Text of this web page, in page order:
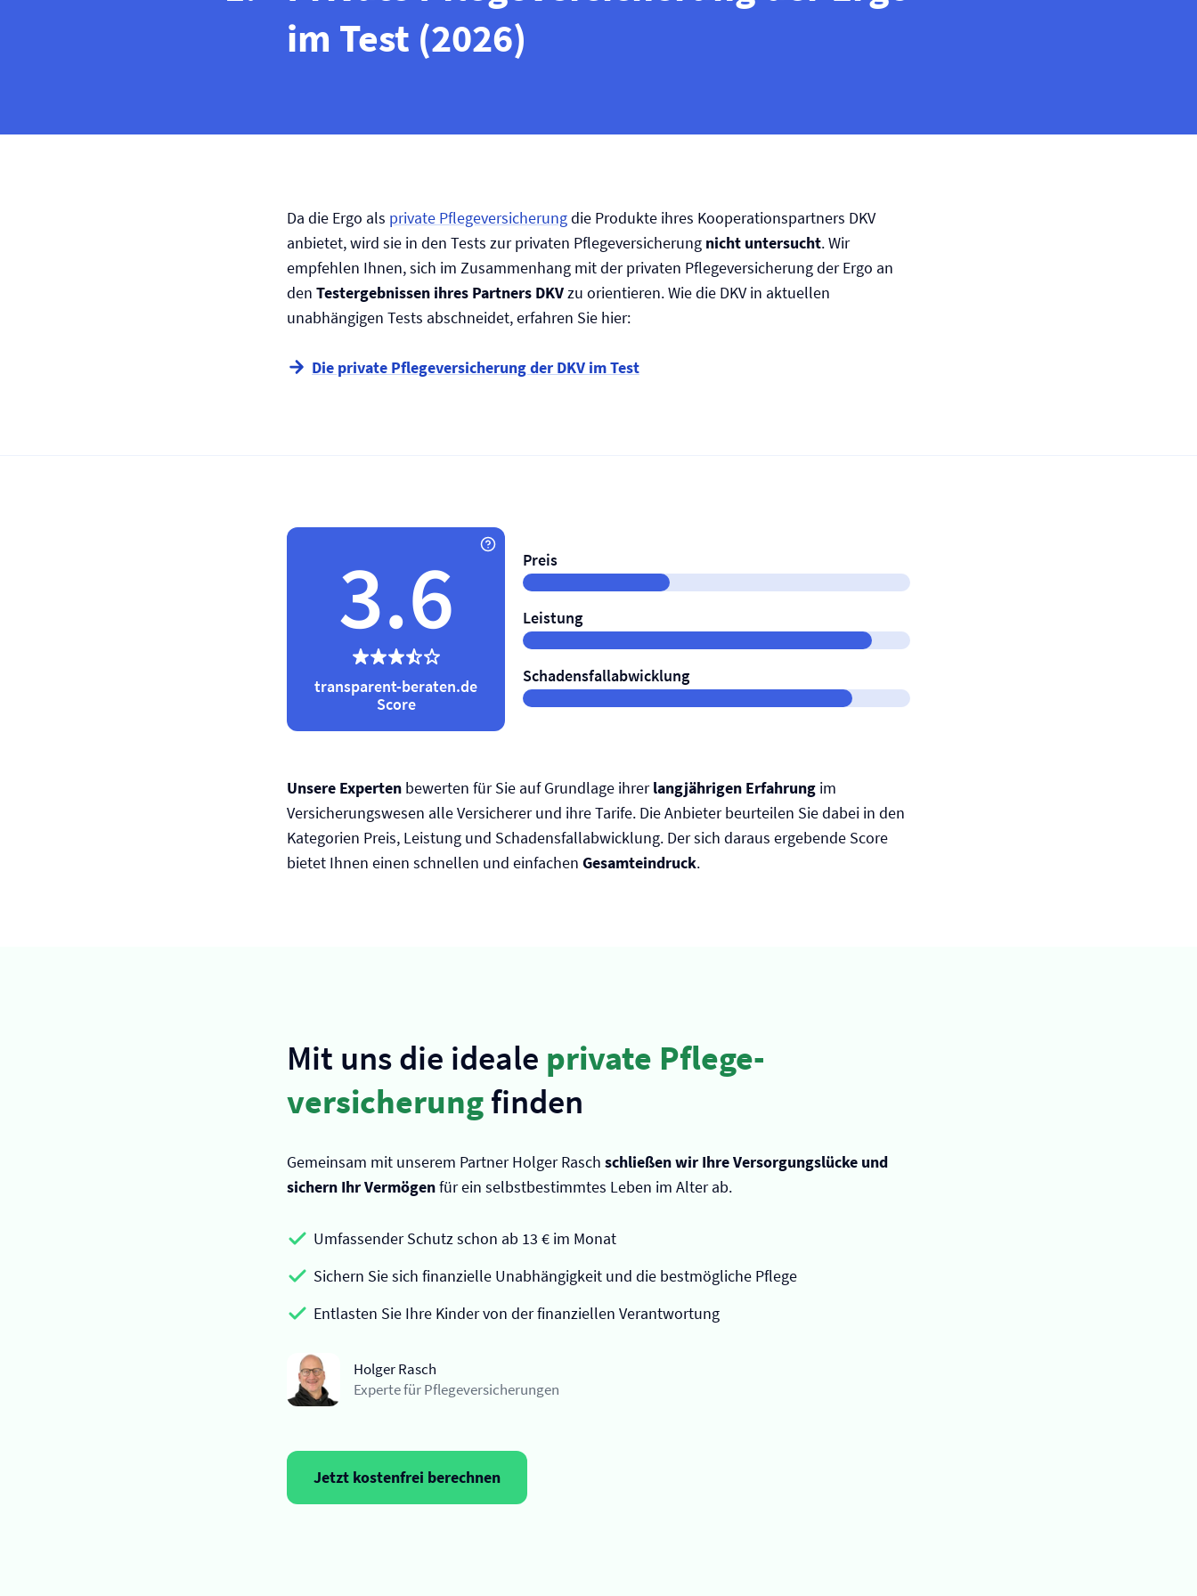
im Test (2026)
Da die Ergo als private Pflege­versicherungdie Produkte ihres Kooperationspartners DKV
anbietet, wird sie in den Tests zur privaten Pflege­versicherung nicht untersucht. Wir
empfehlen Ihnen, sich im Zusammenhang mit der privaten Pflege­versicherung der Ergo an
den Testergebnissen ihres Partners DKVzu orientieren. Wie die DKV in aktuellen
unabhängigen Tests abschneidet, erfahren Sie hier:
Die private Pflege­versicherung der DKV im Test
3.6
transparent-beraten.de
Score
Preis
Leistung
Schadensfallabwicklung
Unsere Experten bewerten für Sie auf Grundlage ihrerlangjährigen Erfahrung im
Versicherungswesen alle Versicherer und ihre Tarife. Die Anbieter beurteilen Sie dabei in den
Kategorien Preis, Leistung und Schadensfallabwicklung. Der sich daraus ergebende Score
bietet Ihnen einen schnellen und einfachen Gesamteindruck.
Mit uns die ideale private Pflege­
versicherungfinden
Gemeinsam mit unserem Partner Holger Rasch schließen wir Ihre Versorgungslücke und
sichern Ihr Vermögenfür ein selbstbestimmtes Leben im Alter ab.
Umfassender Schutz schon ab 13 € im Monat
Sichern Sie sich finanzielle Unabhängigkeit und die bestmögliche Pflege
Entlasten Sie Ihre Kinder von der finanziellen Verantwortung
Holger Rasch
Experte für Pflege­versicherungen
Jetzt kostenfrei berechnen